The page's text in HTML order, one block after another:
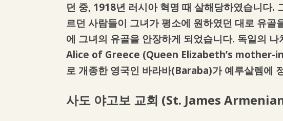
던 중, 1918년 러시아 혁명 때 살해당하였습니다.
르던 사람들이 그녀가 평소에 원하였던 대로 유
에 그녀의 유골을 안장하게 되었습니다. 독일의
Alice of Greece (Queen Elizabeth’s mother-
로 개종한 영국인 바라바(Baraba)가 예루살렘에
사도 야고보 교회 (St. James